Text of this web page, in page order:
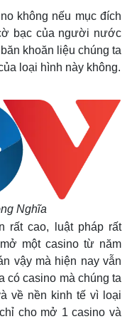
không nếu mục đích
bạc của người nước
khoăn liệu chúng ta
loại hình này không.
Nghĩa
rất cao, luật pháp rất
một casino từ năm
vậy mà hiện nay vẫn
có casino mà chúng ta
về nền kinh tế vì loại
cho mở 1 casino và